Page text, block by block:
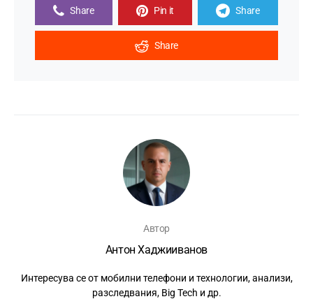
Share Pin it Share
Share
Автор
Антон Хаджииванов
Интересува се от мобилни телефони и технологии, анализи,
разследвания, Big Tech и др.